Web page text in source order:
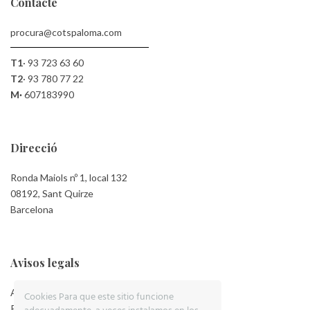
procura@cotspaloma.com
T1· 93 723 63 60
T2· 93 780 77 22
M·607183990
Direcció
Ronda Maiols nº 1, local 132
08192, Sant Quirze
Barcelona
Avisos legals
Aviso Legal
Cookies Para que este sitio funcione